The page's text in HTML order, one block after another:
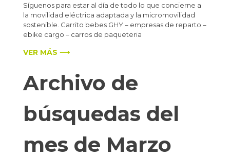
Síguenos para estar al día de todo lo que concierne a
la movilidad eléctrica adaptada y la micromovilidad
sostenible. Carrito bebes GHY – empresas de reparto –
ebike cargo – carros de paqueteria
VER MÁS ⟶
Archivo de
búsquedas del
mes de Marzo